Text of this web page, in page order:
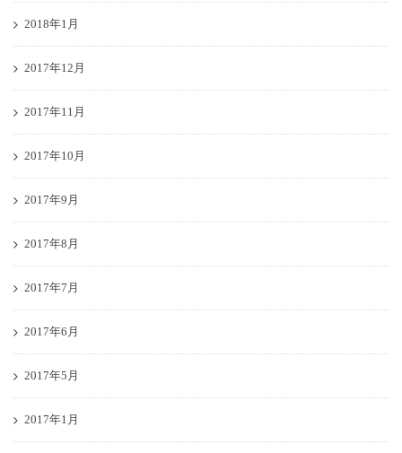
2018年1月
2017年12月
2017年11月
2017年10月
2017年9月
2017年8月
2017年7月
2017年6月
2017年5月
2017年1月